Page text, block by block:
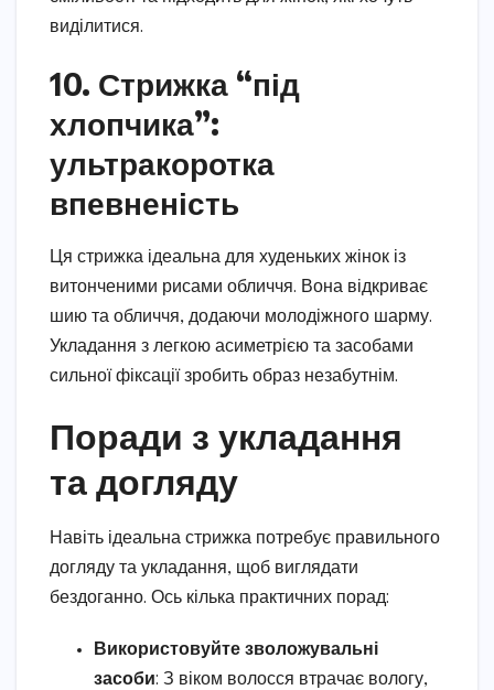
виділитися.
10. Стрижка “під
хлопчика”:
ультракоротка
впевненість
Ця стрижка ідеальна для худеньких жінок із
витонченими рисами обличчя. Вона відкриває
шию та обличчя, додаючи молодіжного шарму.
Укладання з легкою асиметрією та засобами
сильної фіксації зробить образ незабутнім.
Поради з укладання
та догляду
Навіть ідеальна стрижка потребує правильного
догляду та укладання, щоб виглядати
бездоганно. Ось кілька практичних порад:
Використовуйте зволожувальні
засоби: З віком волосся втрачає вологу,